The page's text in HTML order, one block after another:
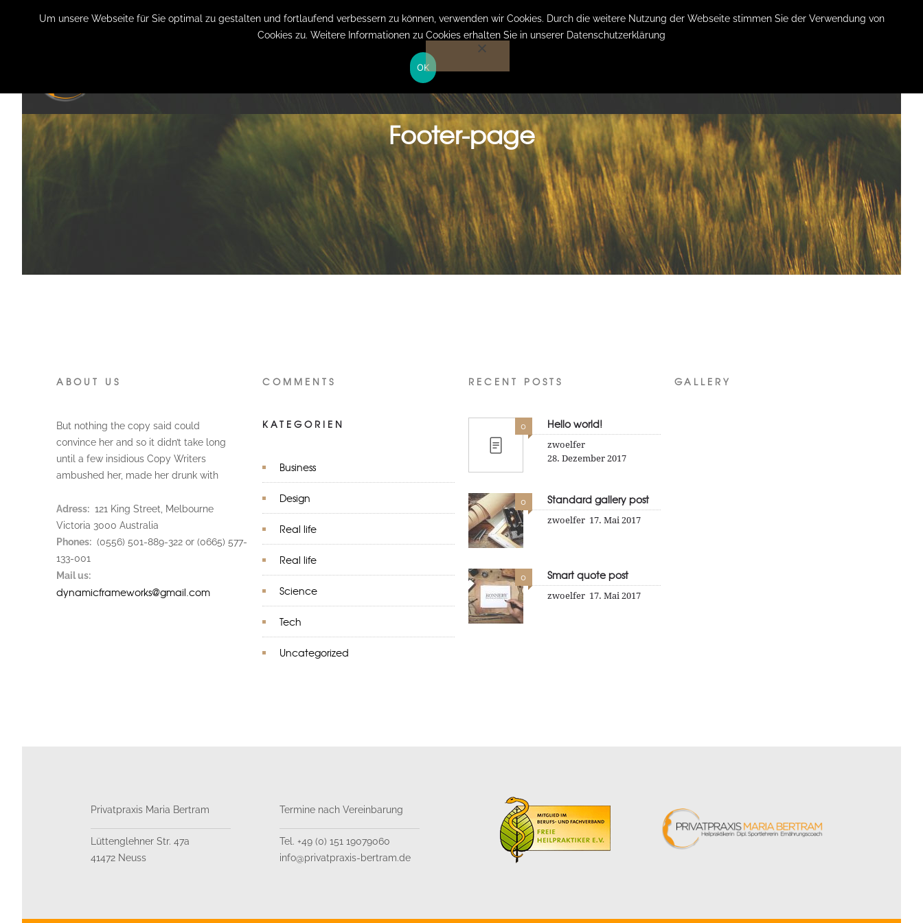
+49 (0) 151 19079060 info@privatpraxis-bertram.de Anmelden auf Website
LEISTUNGEN KOSTEN
Footer-page
ABOUT US
But nothing the copy said could
convince her and so it didn’t take long
until a few insidious Copy Writers
ambushed her, made her drunk with
Adress: 121 King Street, Melbourne
Victoria 3000 Australia
Phones: (0556) 501-889-322 or (0665) 577-
133-001
Mail us:
dynamicframeworks@gmail.com
COMMENTS
KATEGORIEN
Business
Design
Real life
Real life
Science
Tech
Uncategorized
RECENT POSTS
0 Hello world!
zwoelfer
28. Dezember 2017
0 Standard gallery post
zwoelfer 17. Mai 2017
0 Smart quote post
zwoelfer 17. Mai 2017
GALLERY
Privatpraxis Maria Bertram
Lüttenglehner Str. 47a
41472 Neuss
Termine nach Vereinbarung
Tel. +49 (0) 151 19079060
info@privatpraxis-bertram.de
Um unsere Webseite für Sie optimal zu gestalten und fortlaufend verbessern zu können, verwenden wir Cookies. Durch die weitere Nutzung der Webseite stimmen Sie der Verwendung von
Cookies zu. Weitere Informationen zu Cookies erhalten Sie in unserer Datenschutzerklärung
OK